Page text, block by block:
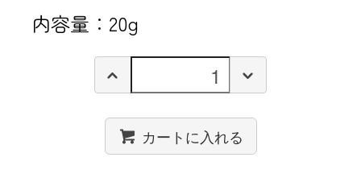
内容量：20g
カートに入れる